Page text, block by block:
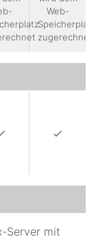
Web-
Speicherplatz
zugerechnet
Server mit